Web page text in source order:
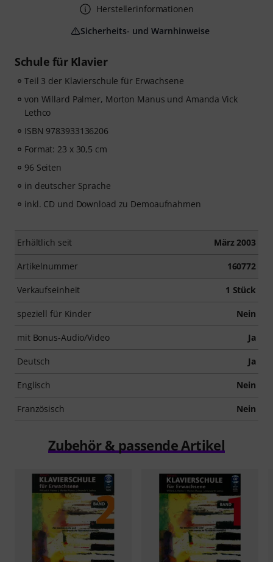
Schule für Klavier
Teil 3 der Klavierschule für Erwachsene
von Willard Palmer, Morton Manus und Amanda Vick
Lethco
ISBN 9783933136206
Format: 23 x 30,5 cm
96 Seiten
in deutscher Sprache
inkl. CD und Download zu Demoaufnahmen
Erhältlich seit März 2003
Artikelnummer 160772
Verkaufseinheit 1 Stück
speziell für Kinder Nein
mit Bonus-Audio/Video Ja
Deutsch Ja
Englisch Nein
Französisch Nein
Herstellerinformationen
Sicherheits- und Warnhinweise
Zubehör & passende Artikel